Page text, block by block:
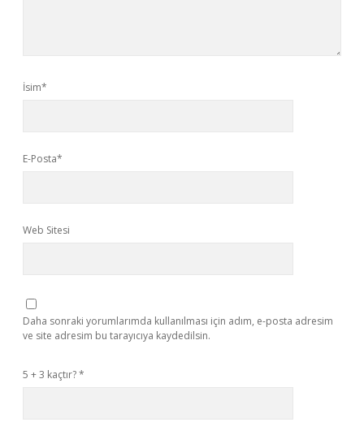
İsim*
E-Posta*
Web Sitesi
Daha sonraki yorumlarımda kullanılması için adım, e-posta adresim
ve site adresim bu tarayıcıya kaydedilsin.
5 + 3 kaçtır?*